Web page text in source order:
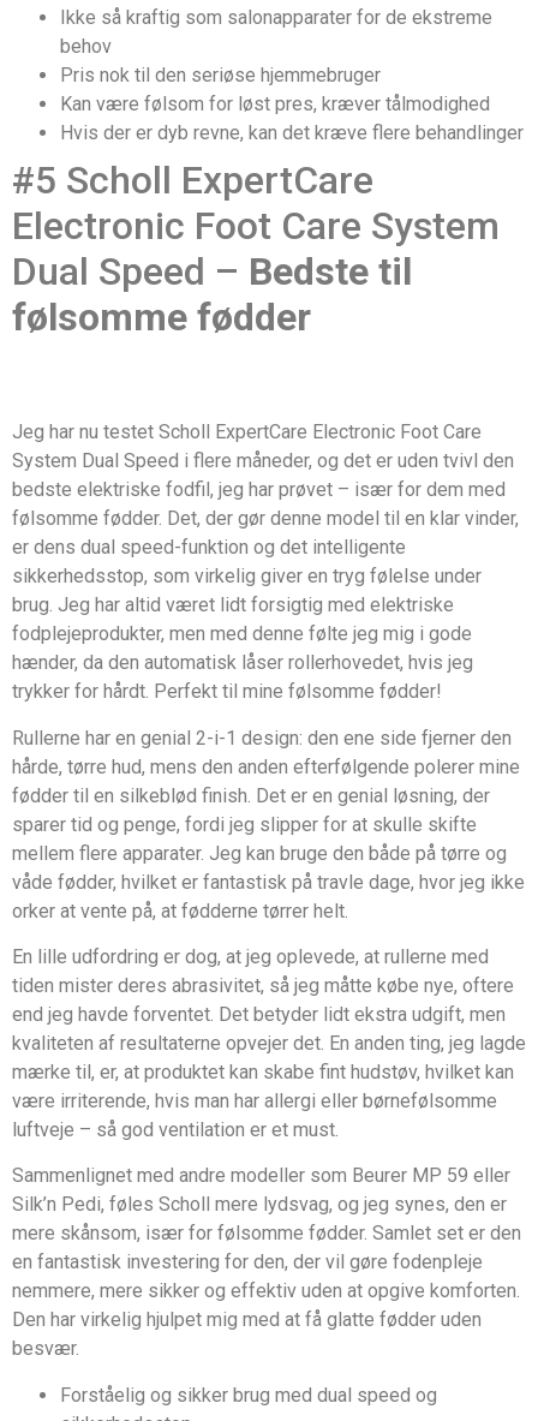
Ikke så kraftig som salonapparater for de ekstreme
behov
Pris nok til den seriøse hjemmebruger
Kan være følsom for løst pres, kræver tålmodighed
Hvis der er dyb revne, kan det kræve flere behandlinger
#5 Scholl ExpertCare
Electronic Foot Care System
Dual Speed – Bedste til
følsomme fødder
Jeg har nu testet Scholl ExpertCare Electronic Foot Care
System Dual Speed i flere måneder, og det er uden tvivl den
bedste elektriske fodfil, jeg har prøvet – især for dem med
følsomme fødder. Det, der gør denne model til en klar vinder,
er dens dual speed-funktion og det intelligente
sikkerhedsstop, som virkelig giver en tryg følelse under
brug. Jeg har altid været lidt forsigtig med elektriske
fodplejeprodukter, men med denne følte jeg mig i gode
hænder, da den automatisk låser rollerhovedet, hvis jeg
trykker for hårdt. Perfekt til mine følsomme fødder!
Rullerne har en genial 2-i-1 design: den ene side fjerner den
hårde, tørre hud, mens den anden efterfølgende polerer mine
fødder til en silkeblød finish. Det er en genial løsning, der
sparer tid og penge, fordi jeg slipper for at skulle skifte
mellem flere apparater. Jeg kan bruge den både på tørre og
våde fødder, hvilket er fantastisk på travle dage, hvor jeg ikke
orker at vente på, at fødderne tørrer helt.
En lille udfordring er dog, at jeg oplevede, at rullerne med
tiden mister deres abrasivitet, så jeg måtte købe nye, oftere
end jeg havde forventet. Det betyder lidt ekstra udgift, men
kvaliteten af resultaterne opvejer det. En anden ting, jeg lagde
mærke til, er, at produktet kan skabe fint hudstøv, hvilket kan
være irriterende, hvis man har allergi eller børnefølsomme
luftveje – så god ventilation er et must.
Sammenlignet med andre modeller som Beurer MP 59 eller
Silk’n Pedi, føles Scholl mere lydsvag, og jeg synes, den er
mere skånsom, især for følsomme fødder. Samlet set er den
en fantastisk investering for den, der vil gøre fodenpleje
nemmere, mere sikker og effektiv uden at opgive komforten.
Den har virkelig hjulpet mig med at få glatte fødder uden
besvær.
Forståelig og sikker brug med dual speed og